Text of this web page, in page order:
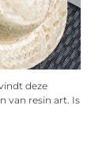
deze
van resin art. Is